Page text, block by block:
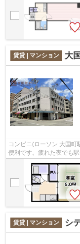
賃貸 | マンション 大
コンビニ(ローソン 大国
便利です。疲れた夜でも
ことができます。自転車持
賃貸 | マンション シ